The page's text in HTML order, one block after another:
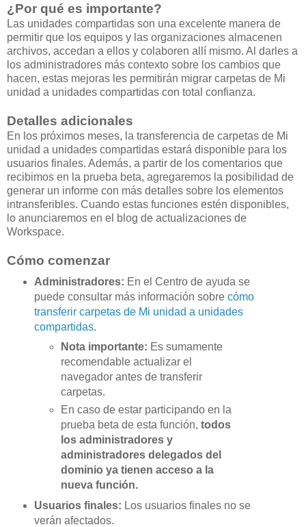
¿Por qué es importante?
Las unidades compartidas son una excelente manera de
permitir que los equipos y las organizaciones almacenen
archivos, accedan a ellos y colaboren allí mismo. Al darles a
los administradores más contexto sobre los cambios que
hacen, estas mejoras les permitirán migrar carpetas de Mi
unidad a unidades compartidas con total confianza.
Detalles adicionales
En los próximos meses, la transferencia de carpetas de Mi
unidad a unidades compartidas estará disponible para los
usuarios finales. Además, a partir de los comentarios que
recibimos en la prueba beta, agregaremos la posibilidad de
generar un informe con más detalles sobre los elementos
intransferibles. Cuando estas funciones estén disponibles,
lo anunciaremos en el blog de actualizaciones de
Workspace.
Cómo comenzar
Administradores: En el Centro de ayuda se
puede consultar más información sobre cómo
transferir carpetas de Mi unidad a unidades
compartidas.
Nota importante: Es sumamente
recomendable actualizar el
navegador antes de transferir
carpetas.
En caso de estar participando en la
prueba beta de esta función,todos
los administradores y
administradores delegados del
dominio ya tienen acceso a la
nueva función.
Usuarios finales: Los usuarios finales no se
verán afectados.